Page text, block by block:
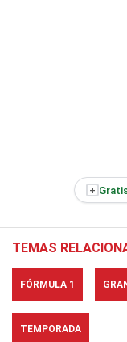
+
TEMAS
FÓRMULA 1
TEMPORADA